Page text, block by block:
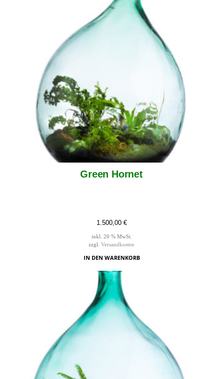
Green Hornet
1.500,00 €
inkl. 20 % MwSt.
zzgl. Versandkosten
IN DEN WARENKORB